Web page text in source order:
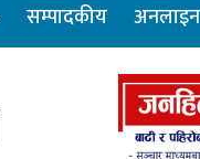
सम्पादकीय